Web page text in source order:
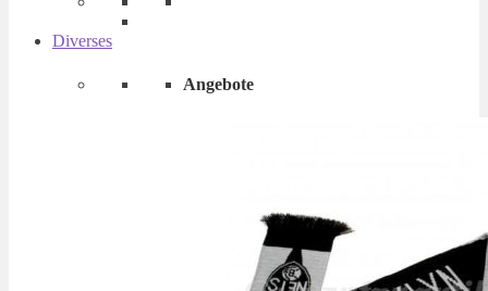
Diverses
Angebote